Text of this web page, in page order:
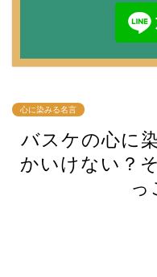
心に染みる名言
バスケの心に
かいけない？
っ